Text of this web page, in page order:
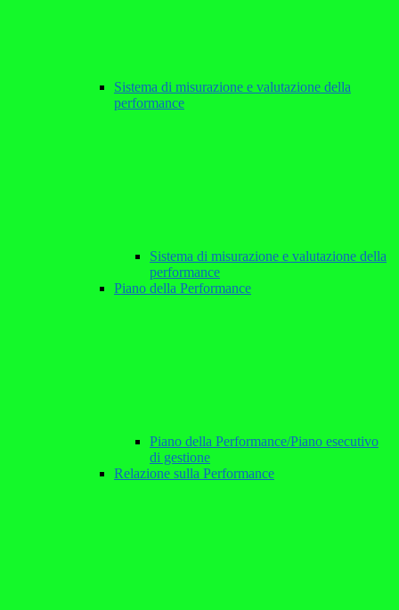
Sistema di misurazione e valutazione della
performance
Sistema di misurazione e valutazione della
performance
Piano della Performance
Piano della Performance/Piano esecutivo
di gestione
Relazione sulla Performance